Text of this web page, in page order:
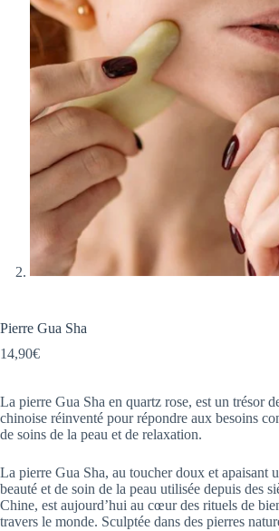
Pierre Gua Sha
14,90€
La pierre Gua Sha en quartz rose, est un trésor
chinoise réinventé pour répondre aux besoins
de soins de la peau et de relaxation.
La pierre Gua Sha, au toucher doux et apaisant
beauté et de soin de la peau utilisée depuis des
Chine, est aujourd’hui au cœur des rituels de
travers le monde. Sculptée dans des pierres